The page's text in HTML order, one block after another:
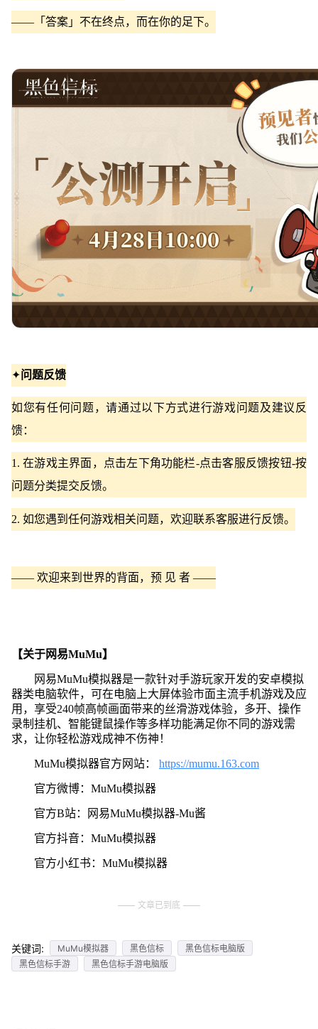
——「答案」不在终点，而在你的足下。
✦ 问题反馈
如您有任何问题，请通过以下方式进行游戏问题及建议反
馈：
1. 在游戏主界面，点击左下角功能栏-点击客服反馈按钮-按
问题分类提交反馈。
2. 如您遇到任何游戏相关问题，欢迎联系客服进行反馈。
—— 欢迎来到世界的背面，预 见 者 ——
【关于网易MuMu】
网易MuMu模拟器是一款针对手游玩家开发的安卓模拟
器类电脑软件，可在电脑上大屏体验市面主流手机游戏及应
用，享受240帧高帧画面带来的丝滑游戏体验，多开、操作
录制挂机、智能键鼠操作等多样功能满足你不同的游戏需
求，让你轻松游戏成神不伤神！
MuMu模拟器官方网站： https://mumu.163.com
官方微博：MuMu模拟器
官方B站：网易MuMu模拟器-Mu酱
官方抖音：MuMu模拟器
官方小红书：MuMu模拟器
文章已到底
关键词: MuMu模拟器 黑色信标
黑色信标电脑版
黑色信标手游
黑色信标手游电脑版